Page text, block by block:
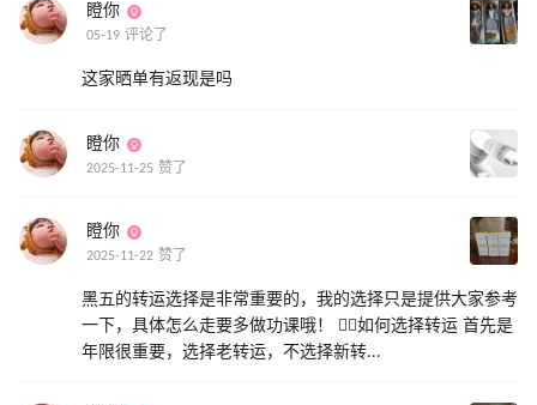
瞪你
05-19 评论了
这家晒单有返现是吗
瞪你
2025-11-25 赞了
瞪你
2025-11-22 赞了
黑五的转运选择是非常重要的，我的选择只是提供大家参考
一下，具体怎么走要多做功课哦！ 👉🏻如何选择转运 首先是
年限很重要，选择老转运，不选择新转...